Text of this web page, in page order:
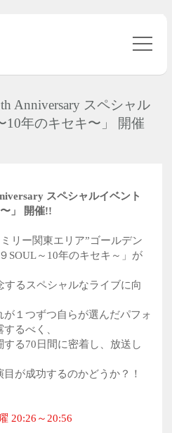
Anniversary スペシャル
10年のキセキ〜」 開催
スペシャルイベント
」 開催!!
リー関東エリア”ゴールデン
SOUL～10年のキセキ～」が
るスペシャルなライブに向
１つずつ自らが選んだパフォ
るべく、
る70日間に密着し、放送し
が成功するのかどうか？！
20:26～20:56